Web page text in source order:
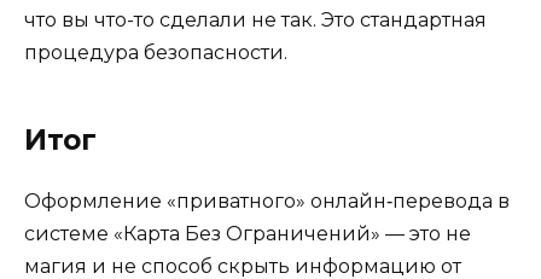
что вы что-то сделали не так. Это стандартная
процедура безопасности.
Итог
Оформление «приватного» онлайн‑переводa в
системе «Карта Без Ограничений» — это не
магия и не способ скрыть информацию от